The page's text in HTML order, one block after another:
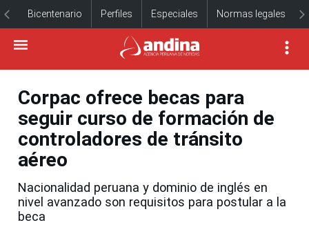
Bicentenario Perfiles Especiales Normas legales
Corpac ofrece becas para
seguir curso de formación de
controladores de tránsito
aéreo
Nacionalidad peruana y dominio de inglés en
nivel avanzado son requisitos para postular a la
beca